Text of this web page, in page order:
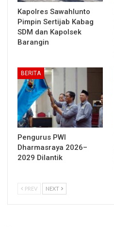
Kapolres Sawahlunto
Pimpin Sertijab Kabag
SDM dan Kapolsek
Barangin
BERITA
Pengurus PWI
Dharmasraya 2026–
2029 Dilantik
PREV NEXT